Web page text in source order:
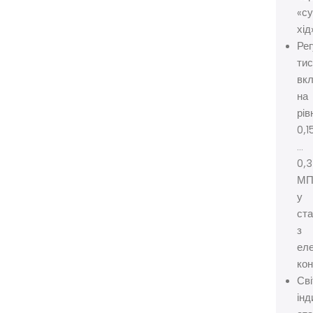
на
…
0,3
у
з